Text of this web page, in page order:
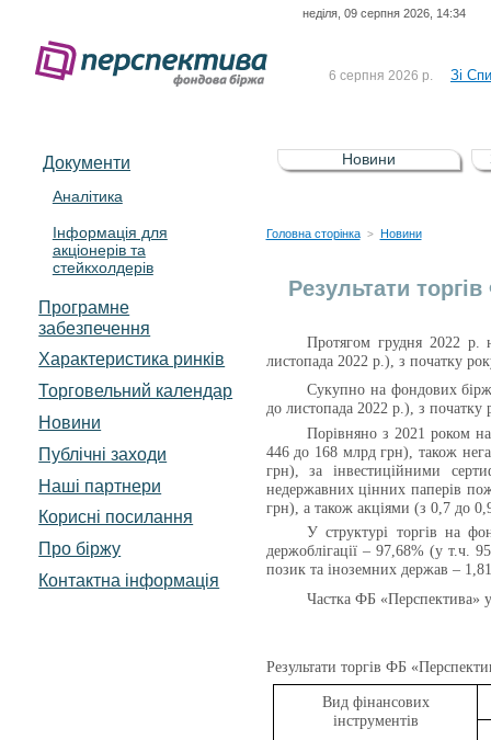
неділя, 09 серпня 2026, 14:34
6 серпня 2026 р. Зі
5 серпня 2026 р.
Зі
UA4000232607)
4 серпня 2026 р.
Документи
Аналітика
Інформація для
акціонерів та
стейкхолдерів
Програмне
забезпечення
Характеристика pинків
Торговельний календар
Новини
Публічні заходи
Наші партнери
Корисні посилання
Про біржу
Контактна інформація
Новини
Головна сторінка > Новини
Результати
Протягом грудня 2022
листопада 2022 р.) , з початку
Сукупно на фондових
до листопада 2022 р.), з початку
Порівняно з 2021 роком
446 до 168 млрд грн), також
грн), за інвестиційними
недержавних цінних паперів
грн), а також акціями (з 0,7 до
У структурі торгів на
держоблігації – 97,68% (у т.ч.
позик та іноземних держав –
Частка ФБ «Перспектива»
Результати торгів ФБ
Вид фінансових
інструментів